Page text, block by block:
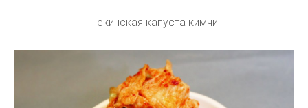
Пекинская капуста кимчи